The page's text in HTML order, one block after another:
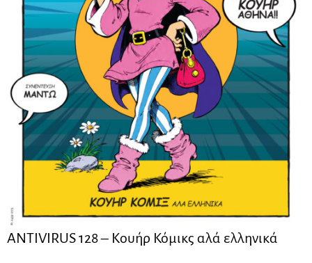
ANTIVIRUS 128 – Kουήρ Κόμικς αλά ελληνικά